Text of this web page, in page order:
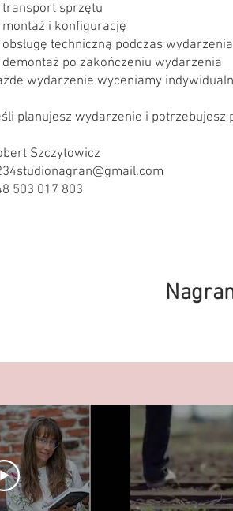
sprzętu
i konfigurację
techniczną podczas wydarzenia
po zakończeniu wydarzenia
wydarzenie wyceniamy
planujesz wydarzenie i potrzebujesz
Szczytowicz
503 017 803